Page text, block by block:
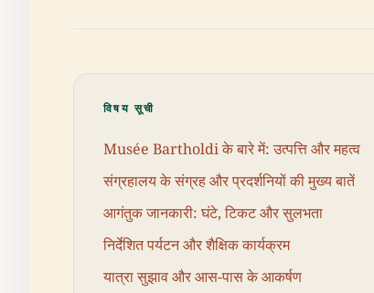
विषय सूची
Musée Bartholdi के बारे में: उत्पत्ति और महत्व
संग्रहालय के संग्रह और प्रदर्शनियों की मुख्य बातें
आगंतुक जानकारी: घंटे, टिकट और सुलभता
निर्देशित पर्यटन और शैक्षिक कार्यक्रम
यात्रा सुझाव और आस-पास के आकर्षण